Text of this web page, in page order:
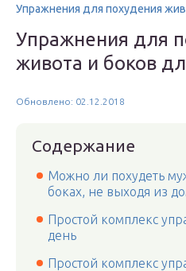
Упражнения для похудения
Упражнения для
живота и боков
Обновлено: 02.12.2018
Содержание
Можно ли похудеть
боках, не выходя из
Простой комплекс
день
Простой комплекс